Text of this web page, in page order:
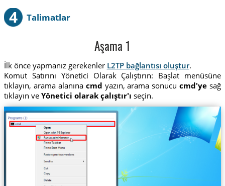
4 Talimatlar
Aşama 1
İlk önce yapmanız gerekenler L2TP bağlantısı oluştur.
Komut Satırını Yönetici Olarak Çalıştırın: Başlat menüsüne
tıklayın, arama alanına cmd yazın, arama sonucucmd'ye sağ
tıklayın ve Yönetici olarak çalıştır'ı seçin.